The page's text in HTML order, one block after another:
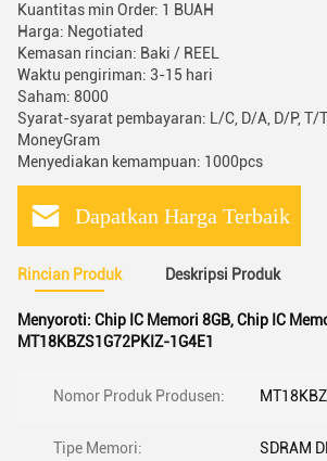
Kuantitas min Order: 1 BUAH
Harga: Negotiated
Kemasan rincian: Baki / REEL
Waktu pengiriman: 3-15 hari
Saham: 8000
Syarat-syarat pembayaran: L/C, D/A, D/P, T/
MoneyGram
Menyediakan kemampuan: 1000pcs
Dapatkan Harga Terbaik
Rincian Produk Deskripsi Produk
Menyoroti: Chip IC Memori 8GB,Chip IC
MT18KBZS1G72PKIZ-1G4E1
Nomor Produk Produsen:
Tipe Memori: SDRAM